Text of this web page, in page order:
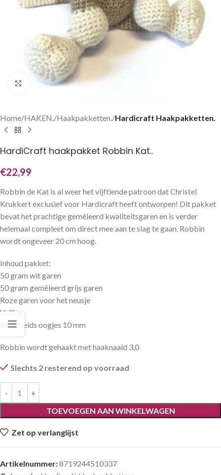
Klik om te vergroten
Home HAKEN. Haakpakketten. Hardicraft Haakpakketten.
HardiCraft haakpakket Robbin Kat..
€22,99
Robbin de Kat is al weer het vijftiende patroon dat Christel
Krukkert exclusief voor Hardicraft heeft ontworpen! Dit pakket
bevat het prachtige gemêleerd kwaliteitsgaren en is verder
helemaal compleet om direct mee aan te slag te gaan. Robbin
wordt ongeveer 20 cm hoog.
Inhoud pakket:
50 gram wit garen
50 gram gemêleerd grijs garen
Roze garen voor het neusje
Vulling
Veiligheids oogjes 10 mm
Robbin wordt gehaakt met haaknaald 3,0
Slechts 2 resterend op voorraad
TOEVOEGEN AAN WINKELWAGEN
Zet op verlanglijst
Artikelnummer:8719244510337